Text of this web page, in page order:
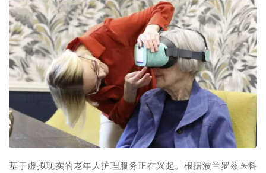
基于虚拟现实的老年人护理服务正在兴起。根据波兰罗兹医科
映维网（nweon.com）